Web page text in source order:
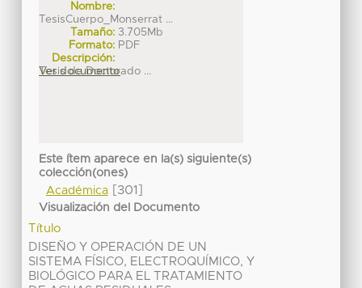
Nombre:
TesisCuerpo_Monserrat ...
Tamaño: 3.705Mb
Formato: PDF
Descripción:
Tesis de Doctorado ...
Ver documento
Este ítem aparece en la(s) siguiente(s)
colección(ones)
Académica[301]
Visualización del Documento
Título
DISEÑO Y OPERACIÓN DE UN
SISTEMA FÍSICO, ELECTROQUÍMICO, Y
BIOLÓGICO PARA EL TRATAMIENTO